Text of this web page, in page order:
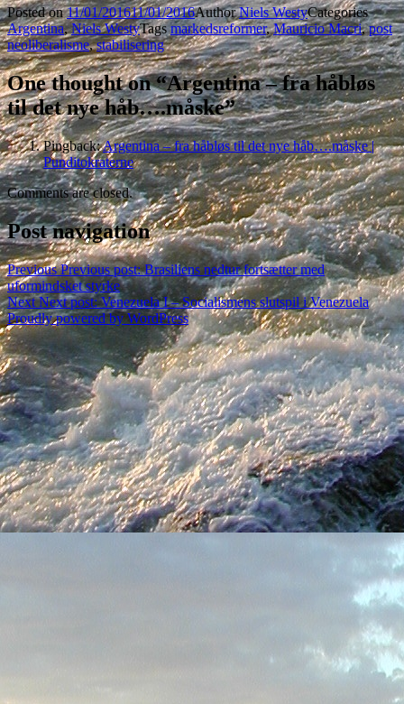
Posted on11/01/201611/01/2016AuthorNiels WestyCategories
Argentina,Niels WestyTagsmarkedsreformer,Mauricio Macri,post
neoliberalisme,stabilisering
One thought on “Argentina – fra håbløs
til det nye håb….måske”
Pingback:Argentina – fra håbløs til det nye håb….måske |
Punditokraterne
Comments are closed.
Post navigation
Previous Previous post: Brasiliens nedtur fortsætter med
uformindsket styrke
Next Next post: Venezuela I – Socialismens slutspil i Venezuela
Proudly powered by WordPress